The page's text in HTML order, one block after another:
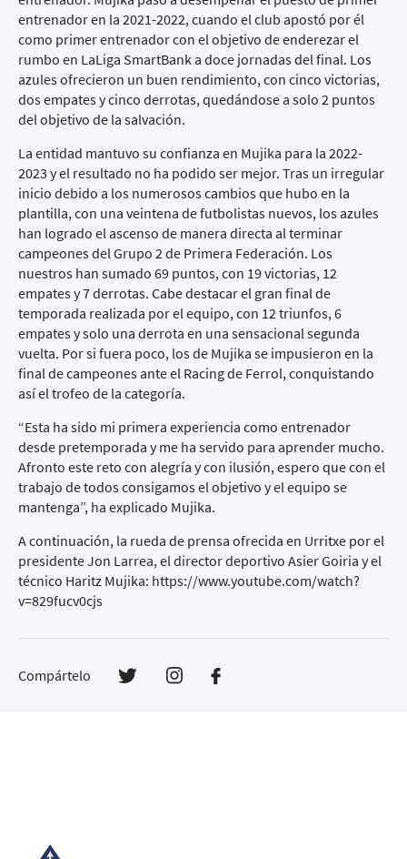
entrenador en la 2021-2022, cuando el club apostó por él
como primer entrenador con el objetivo de enderezar el
rumbo en LaLiga SmartBank a doce jornadas del final. Los
azules ofrecieron un buen rendimiento, con cinco victorias,
dos empates y cinco derrotas, quedándose a solo 2 puntos
del objetivo de la salvación.
La entidad mantuvo su confianza en Mujika para la 2022-
2023 y el resultado no ha podido ser mejor. Tras un irregular
inicio debido a los numerosos cambios que hubo en la
plantilla, con una veintena de futbolistas nuevos, los azules
han logrado el ascenso de manera directa al terminar
campeones del Grupo 2 de Primera Federación. Los
nuestros han sumado 69 puntos, con 19 victorias, 12
empates y 7 derrotas. Cabe destacar el gran final de
temporada realizada por el equipo, con 12 triunfos, 6
empates y solo una derrota en una sensacional segunda
vuelta. Por si fuera poco, los de Mujika se impusieron en la
final de campeones ante el Racing de Ferrol, conquistando
así el trofeo de la categoría.
“Esta ha sido mi primera experiencia como entrenador
desde pretemporada y me ha servido para aprender mucho.
Afronto este reto con alegría y con ilusión, espero que con el
trabajo de todos consigamos el objetivo y el equipo se
mantenga”, ha explicado Mujika.
A continuación, la rueda de prensa ofrecida en Urritxe por el
presidente Jon Larrea, el director deportivo Asier Goiria y el
técnico Haritz Mujika: https://www.youtube.com/watch?
v=829fucv0cjs
Compártelo